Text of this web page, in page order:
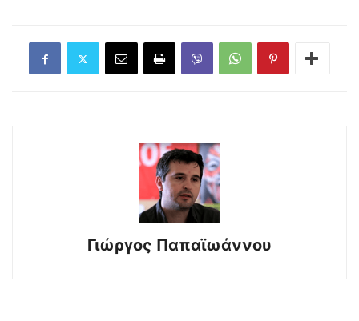
Γιώργος Παπαϊωάννου